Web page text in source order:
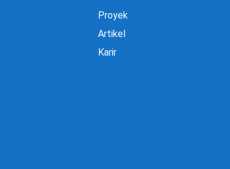
Proyek
Artikel
Karir